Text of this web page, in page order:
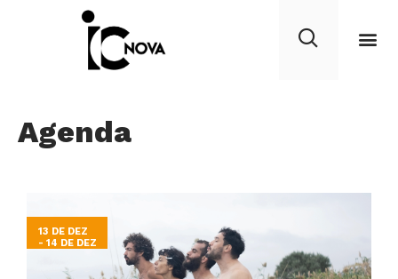
Agenda
13 DE DEZ
- 14 DE DEZ